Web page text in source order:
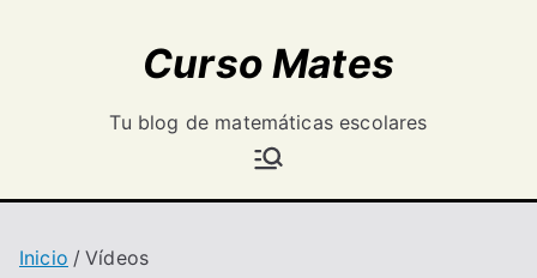
Curso Mates
Tu blog de matemáticas escolares
Inicio Vídeos